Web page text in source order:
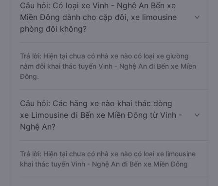
Câu hỏi: Có loại xe Vinh - Nghệ An Bến xe
Miền Đông dành cho cặp đôi, xe limousine
phòng đôi không?
Trả lời: Hiện tại chưa có nhà xe nào có loại xe giường
nằm đôi khai thác tuyến Vinh - Nghệ An đi Bến xe Miền
Đông.
Câu hỏi: Các hãng xe nào khai thác dòng
xe Limousine đi Bến xe Miền Đông từ Vinh -
Nghệ An?
Trả lời: Hiện tại chưa có nhà xe nào có loại xe limousine
khai thác tuyến Vinh - Nghệ An đi Bến xe Miền Đông